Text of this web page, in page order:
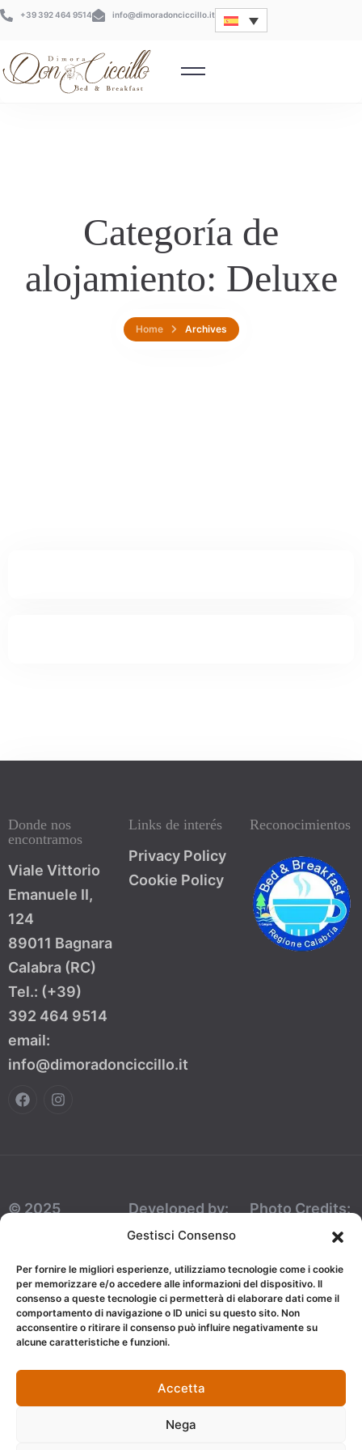
Gestisci Consenso
Per fornire le migliori esperienze, utilizziamo tecnologie come i cookie
per memorizzare e/o accedere alle informazioni del dispositivo. Il
consenso a queste tecnologie ci permetterà di elaborare dati come il
comportamento di navigazione o ID unici su questo sito. Non
acconsentire o ritirare il consenso può influire negativamente su
alcune caratteristiche e funzioni.
Accetta
Nega
100
+39 392 464 9514 info@dimoradonciccillo.it
Categoría de
alojamiento: Deluxe
Home Archives
Donde nos
encontramos
Viale Vittorio
Emanuele II,
124
89011 Bagnara
Calabra (RC)
Tel.: (+39)
392 464 9514
email:
info@dimoradonciccillo.it
Links de interés
Privacy Policy
Cookie Policy
Reconocimientos
© 2025
And Breakfast.
NIF:
03318120809.
reservados.
Developed by:
AJepCom
Photo Credits:
Foto Mazzullo